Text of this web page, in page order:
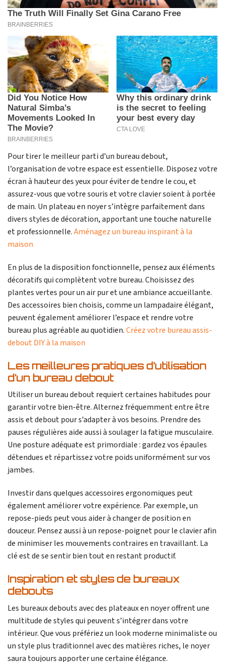
Pour tirer le meilleur parti d’un bureau debout,
l’organisation de votre espace est essentielle. Disposez votre
écran à hauteur des yeux pour éviter de tendre le cou, et
assurez-vous que votre souris et votre clavier soient à portée
de main. Un plateau en noyer s’intègre parfaitement dans
divers styles de décoration, apportant une touche naturelle
et professionnelle.Aménagez un bureau inspirant à la
maison
En plus de la disposition fonctionnelle, pensez aux éléments
décoratifs qui complètent votre bureau. Choisissez des
plantes vertes pour un air pur et une ambiance accueillante.
Des accessoires bien choisis, comme un lampadaire élégant,
peuvent également améliorer l’espace et rendre votre
bureau plus agréable au quotidien.Créez votre bureau assis-
debout DIY à la maison
Les meilleures pratiques d’utilisation
d’un bureau debout
Utiliser un bureau debout requiert certaines habitudes pour
garantir votre bien-être. Alternez fréquemment entre être
assis et debout pour s’adapter à vos besoins. Prendre des
pauses régulières aide aussi à soulager la fatigue musculaire.
Une posture adéquate est primordiale : gardez vos épaules
détendues et répartissez votre poids uniformément sur vos
jambes.
Investir dans quelques accessoires ergonomiques peut
également améliorer votre expérience. Par exemple, un
repose-pieds peut vous aider à changer de position en
douceur. Pensez aussi à un repose-poignet pour le clavier afin
de minimiser les mouvements contraires en travaillant. La
clé est de se sentir bien tout en restant productif.
Inspiration et styles de bureaux
debouts
Les bureaux debouts avec des plateaux en noyer offrent une
multitude de styles qui peuvent s’intégrer dans votre
intérieur. Que vous préfériez un look moderne minimaliste ou
un style plus traditionnel avec des matières riches, le noyer
saura toujours apporter une certaine élégance.